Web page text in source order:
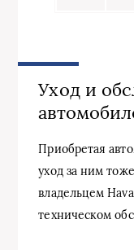
Уход и
Приобретая
уход за ним
владельцем
техническом